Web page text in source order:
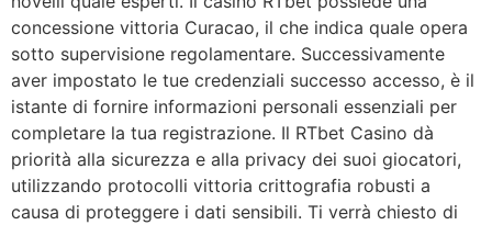
concessione vittoria Curacao, il che indica quale opera
sotto supervisione regolamentare. Successivamente
aver impostato le tue credenziali successo accesso, è il
istante di fornire informazioni personali essenziali per
completare la tua registrazione. Il RTbet Casino dà
priorità alla sicurezza e alla privacy dei suoi giocatori,
utilizzando protocolli vittoria crittografia robusti a
causa di proteggere i dati sensibili. Ti verrà chiesto di